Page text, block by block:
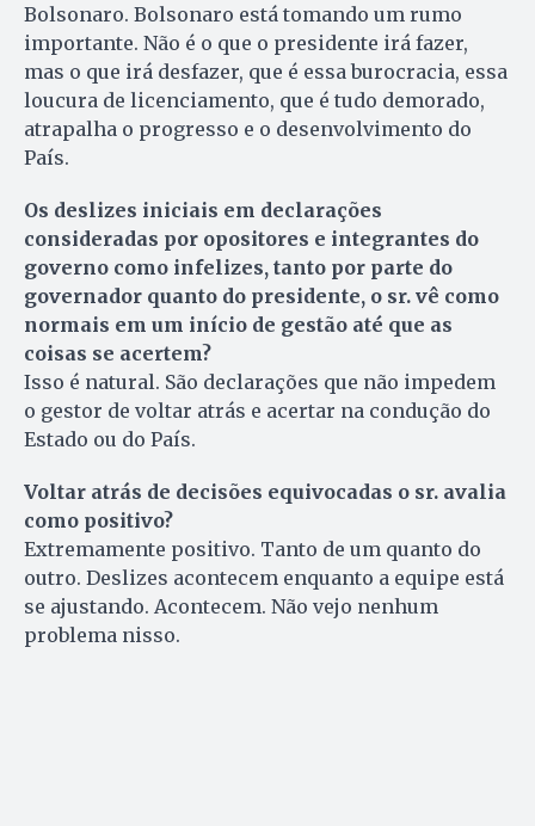
Bolsonaro. Bolsonaro está tomando um rumo
importante. Não é o que o presidente irá fazer,
mas o que irá desfazer, que é essa burocracia, essa
loucura de licenciamento, que é tudo demorado,
atrapalha o progresso e o desenvolvimento do
País.
Os deslizes iniciais em declarações
consideradas por opositores e integrantes do
governo como infelizes, tanto por parte do
governador quanto do presidente, o sr. vê como
normais em um início de gestão até que as
coisas se acertem?
Isso é natural. São declarações que não impedem
o gestor de voltar atrás e acertar na condução do
Estado ou do País.
Voltar atrás de decisões equivocadas o sr. avalia
como positivo?
Extremamente positivo. Tanto de um quanto do
outro. Deslizes acontecem enquanto a equipe está
se ajustando. Acontecem. Não vejo nenhum
problema nisso.